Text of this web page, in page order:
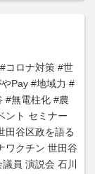
#コロナ対策 #世
Pay #地域力 #
#無電柱化 #農
ント セミナー
田谷区政を語る
ワクチン 世田谷
員 演説会 石川